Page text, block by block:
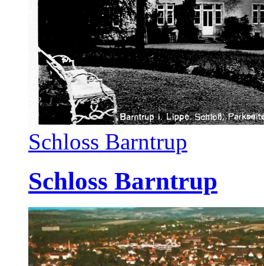
Schloss Barntrup
Schloss Barntrup